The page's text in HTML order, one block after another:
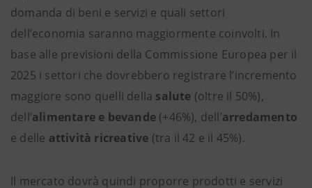
domanda di beni e servizi e quali settori
dell’economia saranno maggiormente coinvolti. In
base alle previsioni della Commissione Europea per il
2025 i settori che dovrebbero registrare l’incremento
maggiore sono quelli della salute (oltre il 50%),
dell’alimentare e bevande (+46%), dell’arredamento
e delle attività ricreative (tra il 42 e il 45%).
Il mercato dovrà quindi proporre prodotti e servizi